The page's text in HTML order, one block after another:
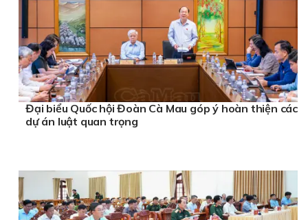
Đại biểu Quốc hội Đoàn Cà Mau góp ý hoàn thiện các
dự án luật quan trọng